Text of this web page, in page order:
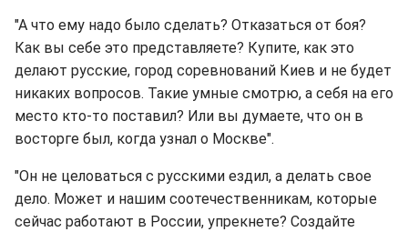
"А что ему надо было сделать? Отказаться от боя?
Как вы себе это представляете? Купите, как это
делают русские, город соревнований Киев и не будет
никаких вопросов. Такие умные смотрю, а себя на его
место кто-то поставил? Или вы думаете, что он в
восторге был, когда узнал о Москве".
"Он не целоваться с русскими ездил, а делать свое
дело. Может и нашим соотечественникам, которые
сейчас работают в России, упрекнете? Создайте